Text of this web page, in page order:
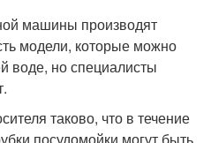
машины производят
модели, которые можно
воде, но специалисты
таково, что в течение
посудомойки могут быть